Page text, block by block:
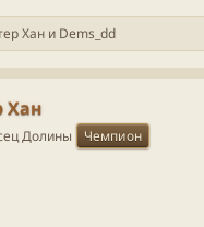
Хан и Dems_dd
Хан
Долины Чемпион